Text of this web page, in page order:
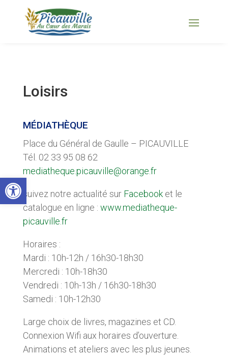
Ouvrir la barre d’outils
Loisirs
MÉDIATHÈQUE
Place du Général de Gaulle – PICAUVILLE
Tél. 02 33 95 08 62
mediatheque.picauville@orange.fr
suivez notre actualité sur Facebooket le
catalogue en ligne : www.mediatheque-
picauville.fr
Horaires :
Mardi : 10h-12h / 16h30-18h30
Mercredi : 10h-18h30
Vendredi : 10h-13h / 16h30-18h30
Samedi : 10h-12h30
Large choix de livres, magazines et CD.
Connexion Wifi aux horaires d’ouverture.
Animations et ateliers avec les plus jeunes.